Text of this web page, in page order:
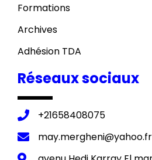
Formations
Archives
Adhésion TDA
Réseaux sociaux
+21658408075
may.mergheni@yahoo.fr